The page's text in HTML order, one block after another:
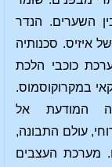
השערים. הנדר
איזיס. סכנותיה
כוכבי הלכת
במקרוקוסמוס.
המודעת אל
עולם התבונה,
מערכת העצבים